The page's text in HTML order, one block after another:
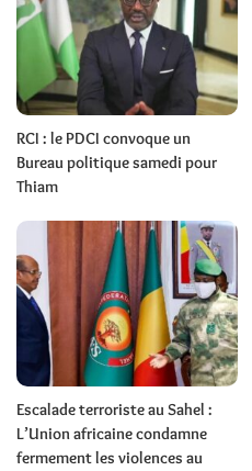
RCI : le PDCI convoque un
Bureau politique samedi pour
Thiam
Escalade terroriste au Sahel :
L’Union africaine condamne
fermement les violences au